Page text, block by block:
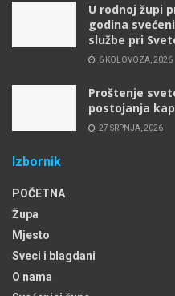
U rodnoj župi
godina
službe pri
6 KOLOVOZA, 2026
Proštenje
postojanja
27 SRPNJA, 2026
Izbornik
POČETNA
Župa
Mjesto
Sveci i blagdani
O nama